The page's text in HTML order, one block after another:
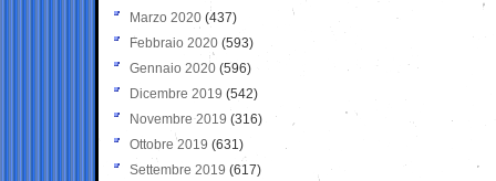
Marzo 2020 (437)
Febbraio 2020 (593)
Gennaio 2020 (596)
Dicembre 2019 (542)
Novembre 2019 (316)
Ottobre 2019 (631)
Settembre 2019 (617)